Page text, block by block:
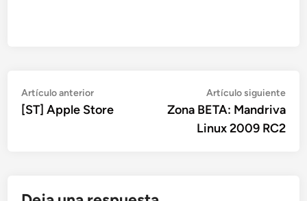
Navegación
de
Artículo anteriorArtículo
anterior:
[ST] Apple Store
Artículo siguiente
Zona BETA: Mandriva
Linux 2009 RC2